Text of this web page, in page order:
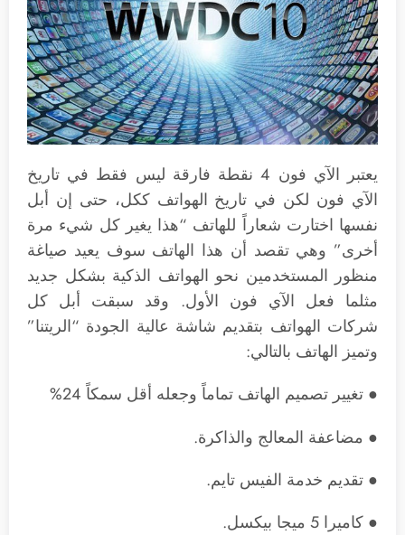
يعتبر الآي فون 4 نقطة فارقة ليس فقط في تاريخ
الآي فون لكن في تاريخ الهواتف ككل، حتى إن أبل
نفسها اختارت شعاراً للهاتف “هذا يغير كل شيء مرة
أخرى” وهي تقصد أن هذا الهاتف سوف يعيد صياغة
منظور المستخدمين نحو الهواتف الذكية بشكل جديد
مثلما فعل الآي فون الأول. وقد سبقت أبل كل
شركات الهواتف بتقديم شاشة عالية الجودة “الريتنا”
وتميز الهاتف بالتالي:
● تغيير تصميم الهاتف تماماً وجعله أقل سمكاً 24%
● مضاعفة المعالج والذاكرة.
● تقديم خدمة الفيس تايم.
● كاميرا 5 ميجا بيكسل.